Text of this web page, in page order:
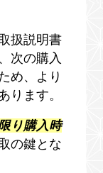
扱説明書
次の購入
め、より
ります。
り購入時
の鍵とな